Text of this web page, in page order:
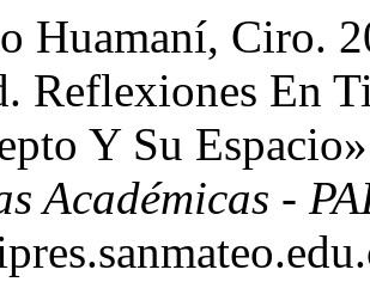
Huamaní, Ciro.
Reflexiones En
Y Su
Académicas -